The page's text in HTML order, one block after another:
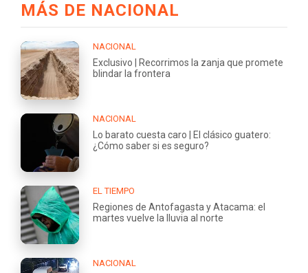
MÁS DE NACIONAL
NACIONAL
Exclusivo | Recorrimos la zanja que promete
blindar la frontera
NACIONAL
Lo barato cuesta caro | El clásico guatero:
¿Cómo saber si es seguro?
EL TIEMPO
Regiones de Antofagasta y Atacama: el
martes vuelve la lluvia al norte
NACIONAL